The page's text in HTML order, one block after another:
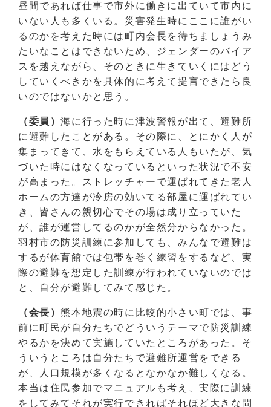
昼間であれば仕事で市外に働きに出ていて市内に
いない人も多くいる。災害発生時にここに誰がい
るのかを考えた時には町内会長を待ちましょうみ
たいなことはできないため、ジェンダーのバイア
スを越えながら、そのときに生きていくにはどう
していくべきかを具体的に考えて提言できたら良
いのではないかと思う。
（委員）海に行った時に津波警報が出て、避難所
に避難したことがある。その際に、とにかく人が
集まってきて、水をもらえている人もいたが、気
づいた時にはなくなっているといった状況で不安
が高まった。ストレッチャーで運ばれてきた老人
ホームの方達が冷房の効いてる部屋に運ばれてい
き、皆さんの親切心でその場は成り立っていた
が、誰が運営してるのかが全然分からなかった。
羽村市の防災訓練に参加しても、みんなで避難は
するが体育館では包帯を巻く練習をするなど、実
際の避難を想定した訓練が行われていないのでは
と、自分が避難してみて感じた。
（会長） 熊本地震の時に比較的小さい町では、事
前に町民が自分たちでどういうテーマで防災訓練
やるかを決めて実施していたところがあった。そ
ういうところは自分たちで避難所運営をできる
が、人口規模が多くなるとなかなか難しくなる。
本当は住民参加でマニュアルも考え、実際に訓練
をしてみてそれが実行できればそれほど大きな問